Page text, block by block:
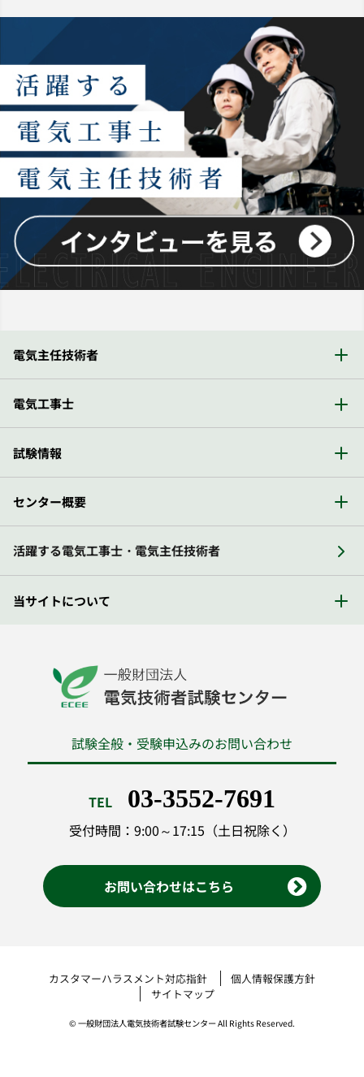
電気主任技術者
電気工事士
試験情報
センター概要
活躍する電気工事士・電気主任技術者
当サイトについて
試験全般・受験申込みのお問い合わせ
TEL 03-3552-7691
受付時間：9:00～17:15（土日祝除く）
お問い合わせはこちら
カスタマーハラスメント対応指針
個人情報保護方針
サイトマップ
© 一般財団法人電気技術者試験センター All Rights Reserved.